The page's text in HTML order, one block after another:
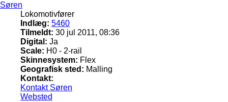
Søren
Lokomotivfører
Indlæg: 5460
Tilmeldt: 30 jul 2011, 08:36
Digital: Ja
Scale: H0 - 2-rail
Skinnesystem: Flex
Geografisk sted: Malling
Kontakt:
Kontakt Søren
Websted